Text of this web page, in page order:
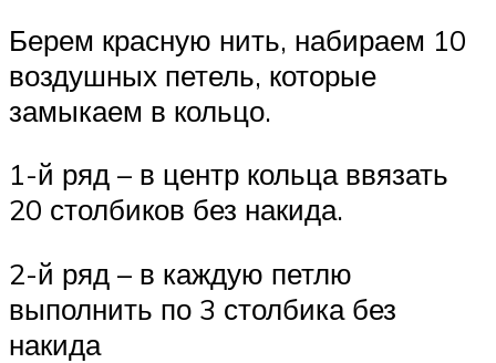
Берем красную нить, набираем 10
воздушных петель, которые
замыкаем в кольцо.
1-й ряд – в центр кольца ввязать
20 столбиков без накида.
2-й ряд – в каждую петлю
выполнить по 3 столбика без
накида